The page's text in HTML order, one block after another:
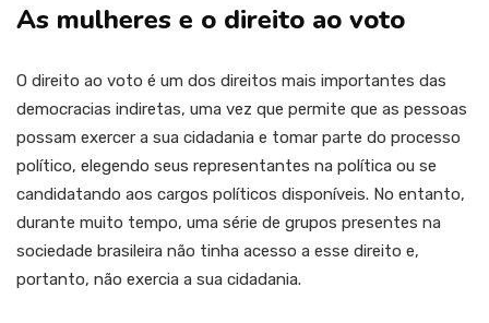
As mulheres e o direito ao voto
O direito ao voto é um dos direitos mais importantes das
democracias indiretas, uma vez que permite que as pessoas
possam exercer a sua cidadania e tomar parte do processo
político, elegendo seus representantes na política ou se
candidatando aos cargos políticos disponíveis. No entanto,
durante muito tempo, uma série de grupos presentes na
sociedade brasileira não tinha acesso a esse direito e,
portanto, não exercia a sua cidadania.